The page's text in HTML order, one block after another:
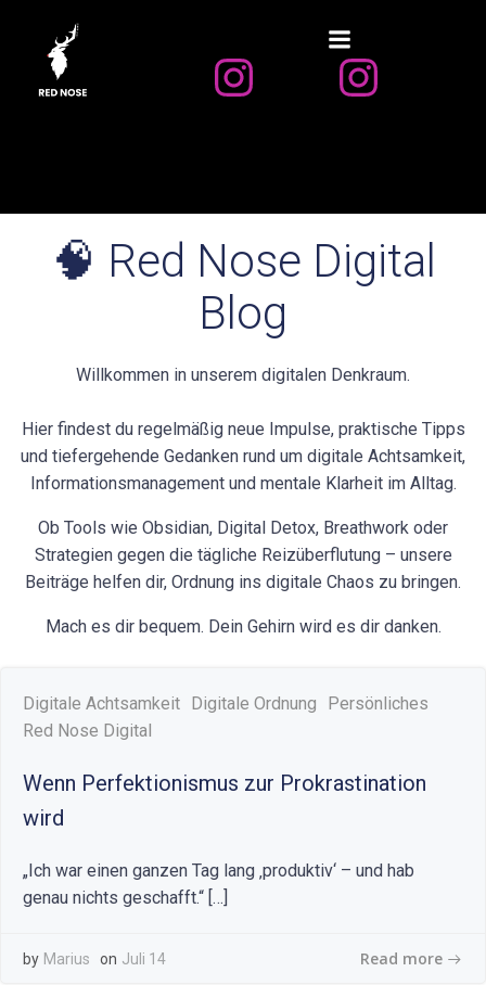
springen
🧠 Red Nose Digital
Blog
Willkommen in unserem digitalen Denkraum.
Hier findest du regelmäßig neue Impulse, praktische Tipps
und tiefergehende Gedanken rund um digitale Achtsamkeit,
Informationsmanagement und mentale Klarheit im Alltag.
Ob Tools wie Obsidian, Digital Detox, Breathwork oder
Strategien gegen die tägliche Reizüberflutung – unsere
Beiträge helfen dir, Ordnung ins digitale Chaos zu bringen.
Mach es dir bequem. Dein Gehirn wird es dir danken.
Digitale Achtsamkeit Digitale Ordnung
Persönliches
Red Nose Digital
Wenn Perfektionismus zur Prokrastination
wird
„Ich war einen ganzen Tag lang ‚produktiv‘ – und hab
genau nichts geschafft.“ […]
by Marius on Juli 14 Read more